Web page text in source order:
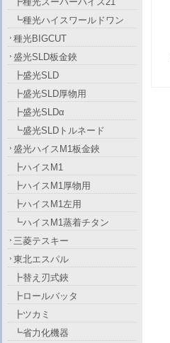
┗種光ハイスワールドワン
種光BIGCUT
盛光SLD板金鋏
┣盛光SLD
┣盛光SLD厚物用
┣盛光SLDα
┗盛光SLDトルネード
盛光ハイスM1板金鋏
┣ハイスM1
┣ハイスM1厚物用
┣ハイスM1左用
┗ハイスM1蒸着チタン
三菱テスキー
東北エスパル
┣替え刃式鋏
┣ロールバッタ
┣ツカミ
┗省力化機器